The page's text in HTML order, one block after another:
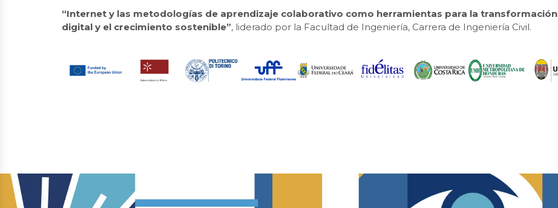
“Internet y las metodologías de aprendizaje colaborativo como herramientas para la transformación
digital y el crecimiento sostenible”, liderado por la Facultad de Ingeniería, Carrera de Ingeniería Civil.